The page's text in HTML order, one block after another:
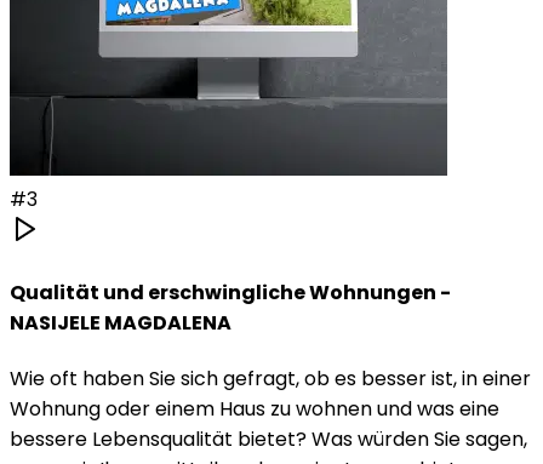
#3
Qualität und erschwingliche Wohnungen -
NASIJELE MAGDALENA
Wie oft haben Sie sich gefragt, ob es besser ist, in einer
Wohnung oder einem Haus zu wohnen und was eine
bessere Lebensqualität bietet? Was würden Sie sagen,